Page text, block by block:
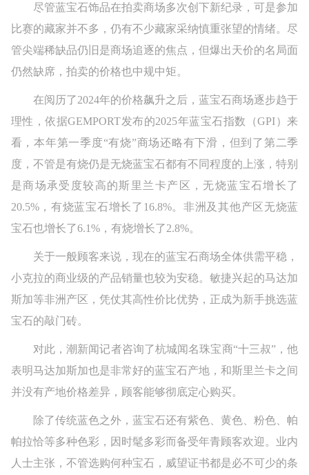
尽管蓝宝石饰品在拍卖商场多次创下新纪录，可是参加
比赛的藏家并不多，仍有不少藏家采纳慎重张望的情绪。尽
管尖端稀缺品仍旧是商场追逐的焦点，但爆出天价的名局面
仍然缺席，拍卖的价格也中规中矩。
在阅历了2024年的价格飙升之后，蓝宝石商场逐步趋于
理性，依据GEMPORT发布的2025年蓝宝石指数（GPI）来
看，本年第一季度“有烧”商场还略有下滑，但到了第二季
度，不管是有烧仍是无烧蓝宝石都有不同程度的上涨，特别
是商场承受度较高的斯里兰卡产区，无烧蓝宝石增长了
20.5%，有烧蓝宝石增长了16.8%。非洲及其他产区无烧蓝
宝石也增长了6.1%，有烧增长了2.8%。
关于一般顾客来说，现在的蓝宝石商场全体供需平稳，
小克拉的商业级的产品销量也较为安稳。敏捷兴起的马达加
斯加等非洲产区，凭仗其高性价比优势，正成为新手挑选蓝
宝石的敲门砖。
对此，潮新闻记者咨询了杭城闻名珠宝商“十三叔”，他
表明马达加斯加也是非常好的蓝宝石产地，和斯里兰卡之间
并没有产地价格差异，顾客能够彻底定心购买。
除了传统蓝色之外，蓝宝石还有紫色、黄色、粉色、帕
帕拉恰等多种色彩，因时髦多彩而备受年青顾客欢迎。业内
人士主张，不管选购何种宝石，威望证书都是必不可少的条